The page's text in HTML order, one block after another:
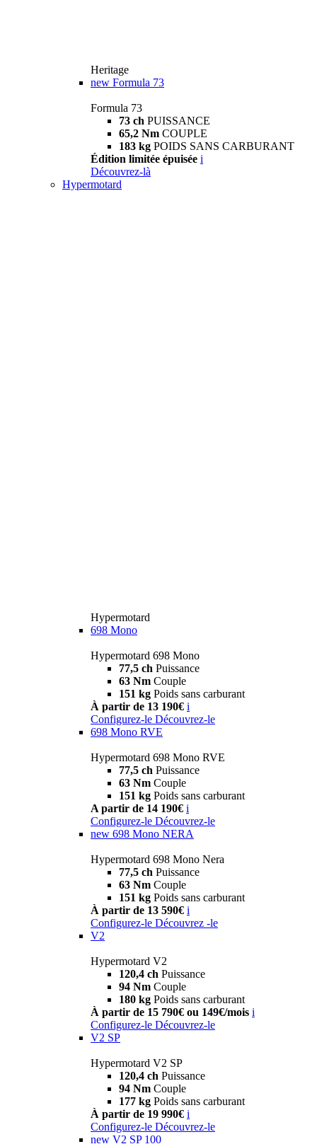
Heritage
new Formula 73
Formula 73
73 ch PUISSANCE
65,2 Nm COUPLE
183 kg POIDS SANS CARBURANT
Édition limitée épuisée i
Découvrez-là
Hypermotard
Hypermotard
698 Mono
Hypermotard 698 Mono
77,5 ch Puissance
63 Nm Couple
151 kg Poids sans carburant
À partir de 13 190€ i
Configurez-le Découvrez-le
698 Mono RVE
Hypermotard 698 Mono RVE
77,5 ch Puissance
63 Nm Couple
151 kg Poids sans carburant
A partir de 14 190€ i
Configurez-le Découvrez-le
new 698 Mono NERA
Hypermotard 698 Mono Nera
77,5 ch Puissance
63 Nm Couple
151 kg Poids sans carburant
À partir de 13 590€ i
Configurez-le Découvrez -le
V2
Hypermotard V2
120,4 ch Puissance
94 Nm Couple
180 kg Poids sans carburant
À partir de 15 790€ ou 149€/mois i
Configurez-le Découvrez-le
V2 SP
Hypermotard V2 SP
120,4 ch Puissance
94 Nm Couple
177 kg Poids sans carburant
À partir de 19 990€ i
Configurez-le Découvrez-le
new V2 SP 100